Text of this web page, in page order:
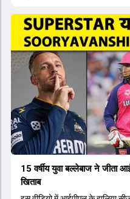
पटेल इस रेस में काफी पीछे हैं, जबकि
दौड़ से बाहर हैं। आगामी सीरीज के
टीम में शामिल किया जाएगा, जबकि
होंगे। इसके अलावा नीतीश रेड्डी
अगरकर की अगुवाई वाली चयन
कप और 2028 ओलंपिक के लिए लंबी
15 वर्षीय युवा बल्लेबाज ने जीता
खिताब